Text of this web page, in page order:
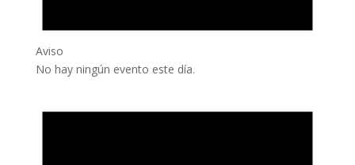
Aviso
No hay ningún evento este día.